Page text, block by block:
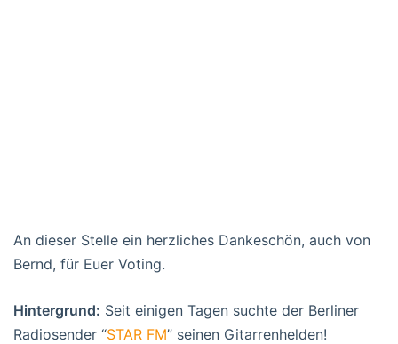
An dieser Stelle ein herzliches Dankeschön, auch von
Bernd, für Euer Voting.
Hintergrund: Seit einigen Tagen suchte der Berliner
Radiosender “STAR FM” seinen Gitarrenhelden!